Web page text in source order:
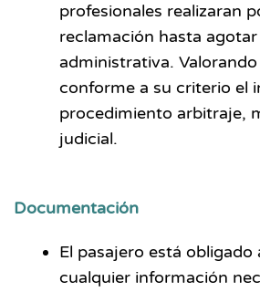
profesionales realizaran
reclamación hasta agotar
administrativa.
conforme a su criterio el
procedimiento arbitraje,
judicial.
Documentación
El pasajero está obligado
cualquier información